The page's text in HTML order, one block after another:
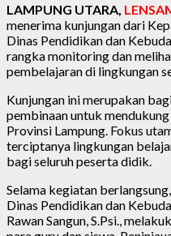
LAMPUNG UTARA,
menerima kunjungan dari
Dinas Pendidikan dan
rangka monitoring dan
pembelajaran di lingkungan
Kunjungan ini merupakan
pembinaan untuk
Provinsi Lampung. Fokus
terciptanya lingkungan
bagi seluruh peserta didik.
Selama kegiatan
Dinas Pendidikan dan
Rawan Sangun, S.Psi.,